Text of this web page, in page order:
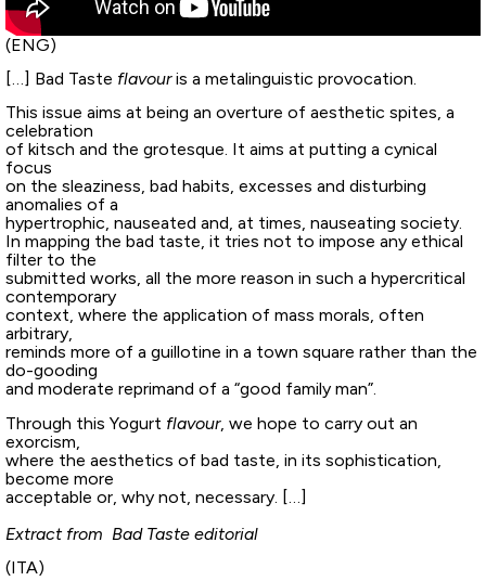
(ENG)
[…] Bad Taste flavouris a metalinguistic provocation.
This issue aims at being an overture of aesthetic spites, a
celebration
of kitsch and the grotesque. It aims at putting a cynical
focus
on the sleaziness, bad habits, excesses and disturbing
anomalies of a
hypertrophic, nauseated and, at times, nauseating society.
In mapping the bad taste, it tries not to impose any ethical
filter to the
submitted works, all the more reason in such a hypercritical
contemporary
context, where the application of mass morals, often
arbitrary,
reminds more of a guillotine in a town square rather than the
do-gooding
and moderate reprimand of a “good family man”.
Through this Yogurt flavour, we hope to carry out an
exorcism,
where the aesthetics of bad taste, in its sophistication,
become more
acceptable or, why not, necessary. […]
Extract from Bad Taste editorial
(ITA)